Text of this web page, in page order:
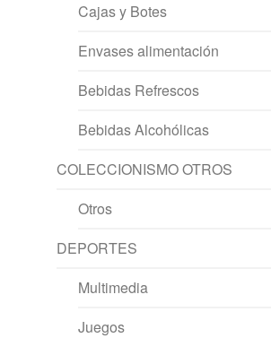
Cajas y Botes
Envases alimentación
Bebidas Refrescos
Bebidas Alcohólicas
COLECCIONISMO OTROS
Otros
DEPORTES
Multimedia
Juegos